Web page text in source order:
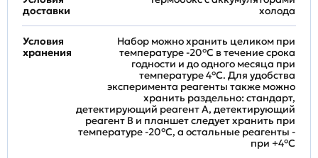
доставки
холода
Условия
хранения
Набор можно хранить целиком при
температуре -20°C в течение срока
годности и до одного месяца при
температуре 4°C. Для удобства
эксперимента реагенты также можно
хранить раздельно: стандарт,
детектирующий реагент A, детектирующий
реагент B и планшет следует хранить при
температуре -20°C, а остальные реагенты -
при +4°С